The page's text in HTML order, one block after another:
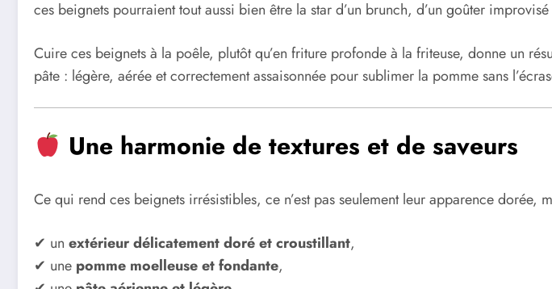
ces beignets pourraient tout aussi bien être la star d’un brunch, d’un goûter
Cuire ces beignets à la poêle, plutôt qu’en friture profonde à la friteuse, donne un
pâte : légère, aérée et correctement assaisonnée pour sublimer la pomme sans
Une harmonie de textures et de saveurs
Ce qui rend ces beignets irrésistibles, ce n’est pas seulement leur apparence dorée,
✔ un extérieur délicatement doré et croustillant,
✔ une pomme moelleuse et fondante,